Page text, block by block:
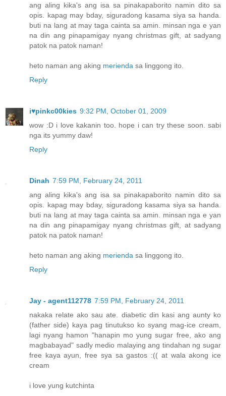
ang aling kika's ang isa sa pinakapaborito namin dito sa
opis. kapag may bday, siguradong kasama siya sa handa.
buti na lang at may taga cainta sa amin. minsan nga e yan
na din ang pinapamigay nyang christmas gift, at sadyang
patok na patok naman!
heto naman ang aking merienda sa linggong ito.
Reply
i♥pinkc00kies 9:32 PM, October 01, 2009
wow :D i love kakanin too. hope i can try these soon. sabi
nga its yummy daw!
Reply
Dinah 7:59 PM, February 24, 2011
ang aling kika's ang isa sa pinakapaborito namin dito sa
opis. kapag may bday, siguradong kasama siya sa handa.
buti na lang at may taga cainta sa amin. minsan nga e yan
na din ang pinapamigay nyang christmas gift, at sadyang
patok na patok naman!
heto naman ang aking merienda sa linggong ito.
Reply
Jay - agent112778 7:59 PM, February 24, 2011
nakaka relate ako sau ate. diabetic din kasi ang aunty ko
(father side) kaya pag tinutukso ko syang mag-ice cream,
lagi nyang hamon "hanapin mo yung sugar free, ako ang
magbabayad" sadly medio malaying ang tindahan ng sugar
free kaya ayun, free sya sa gastos :(( at wala akong ice
cream
i love yung kutchinta